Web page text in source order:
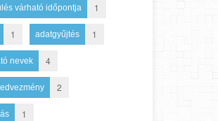
várható időpontja 1
1 adatgyűjtés 1
nevek 4
2
1